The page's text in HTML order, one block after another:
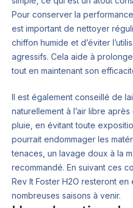
Pour conserver la
est important de nettoyer
chiffon humide et d’éviter
agressifs. Cela aide à
tout en maintenant son
Il est également conseillé de
naturellement à l’air libre
pluie, en évitant toute
pourrait endommager les
tenaces, un lavage doux à la
recommandé. En suivant ces
Rev It Foster H2O resteront
nombreuses saisons à venir.